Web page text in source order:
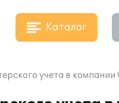
Каталог
учета в